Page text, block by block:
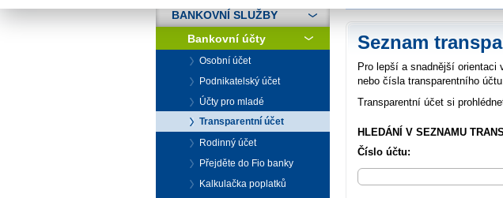
Seznam
Pro lepší a snadnější orientaci
nebo čísla transparentního účtu.
Transparentní účet si
HLEDÁNÍ V SEZNAMU
Číslo účtu:
BANKOVNÍ SLUŽBY
Bankovní účty
Osobní účet
Podnikatelský účet
Účty pro mladé
Transparentní účet
Rodinný účet
Přejděte do Fio banky
Kalkulačka poplatků